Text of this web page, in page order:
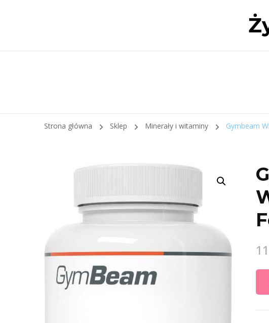
Strona główna Sklep Minerały i witaminy Gymbeam